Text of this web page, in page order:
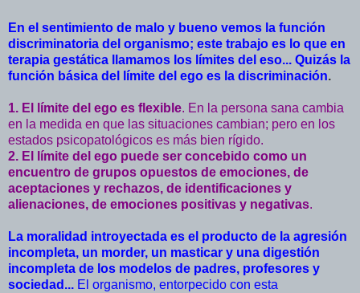
En el sentimiento de malo y bueno vemos la función
discriminatoria del organismo; este trabajo es lo que en
terapia gestática llamamos los límites del eso... Quizás la
función básica del límite del ego es la discriminación.
1. El límite del ego es flexible. En la persona sana cambia
en la medida en que las situaciones cambian; pero en los
estados psicopatológicos es más bien rígido.
2. El límite del ego puede ser concebido como un
encuentro de grupos opuestos de emociones, de
aceptaciones y rechazos, de identificaciones y
alienaciones, de emociones positivas y negativas.
La moralidad introyectada es el producto de la agresión
incompleta, un morder, un masticar y una digestión
incompleta de los modelos de padres, profesores y
sociedad... El organismo, entorpecido con esta